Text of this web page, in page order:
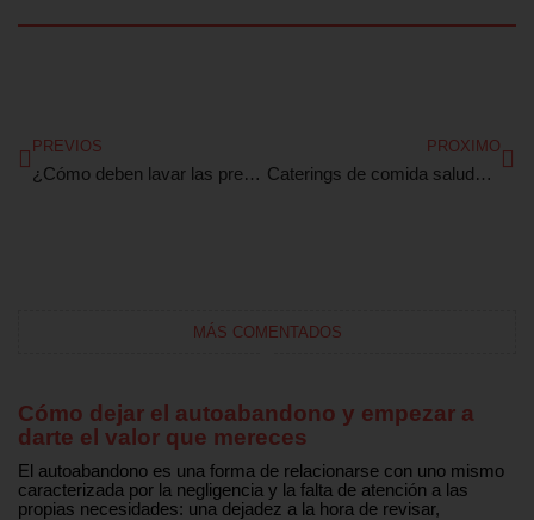
PREVIOS
¿Cómo deben lavar las prendas laborales los profesionales de la medicina?
PROXIMO
Caterings de comida saludable, existen aunque no lo creas
MÁS COMENTADOS
Cómo dejar el autoabandono y empezar a
darte el valor que mereces
El autoabandono es una forma de relacionarse con uno mismo
caracterizada por la negligencia y la falta de atención a las
propias necesidades: una dejadez a la hora de revisar,